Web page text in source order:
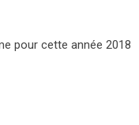
pour cette année 2018